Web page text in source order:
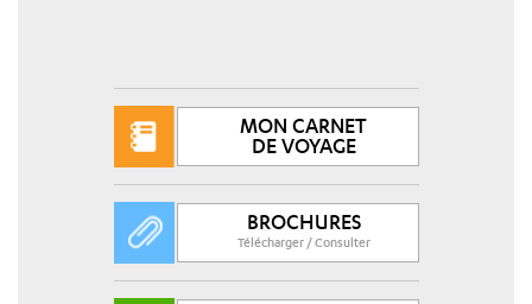
MON CARNET
DE VOYAGE
BROCHURES
Télécharger / Consulter